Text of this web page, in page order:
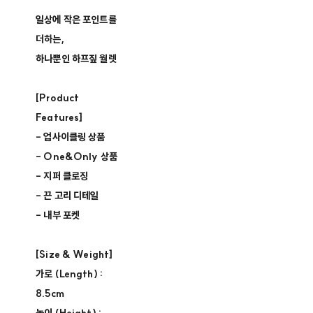
일상에 작은 포인트를
더하는,
하나뿐인 하프짚 월렛
[Product
Features]
- 업사이클링 상품 ​
- One&Only 상품 ​
- 지퍼 클로징​
- 끈 고리 디테일
- 내부 포켓
[Size & Weight]
가로 (Length) :
8.5cm